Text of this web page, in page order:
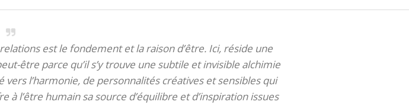
est le fondement et la raison d’être. Ici, réside une
être parce qu’il s’y trouve une subtile et invisible alchimie
l’harmonie, de personnalités créatives et sensibles qui
l’être humain sa source d’équilibre et d’inspiration issues